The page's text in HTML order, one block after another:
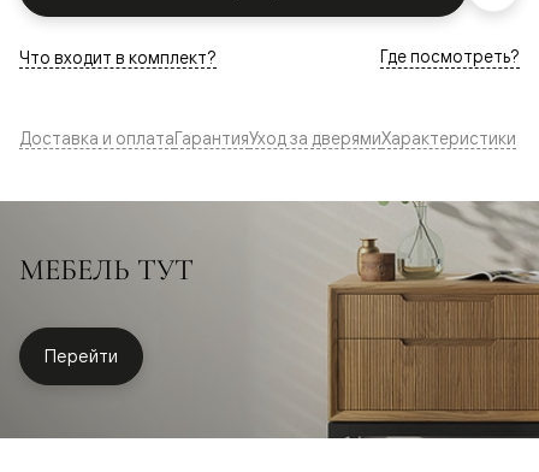
Что входит в комплект? Где посмотреть?
Доставка и оплатаГарантияУход за дверямиХарактеристики
МЕБЕЛЬ ТУТ
Перейти